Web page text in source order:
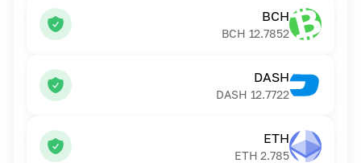
BCH
12.7852
BCH
DASH
12.7722
DASH
ETH
2.785
ETH